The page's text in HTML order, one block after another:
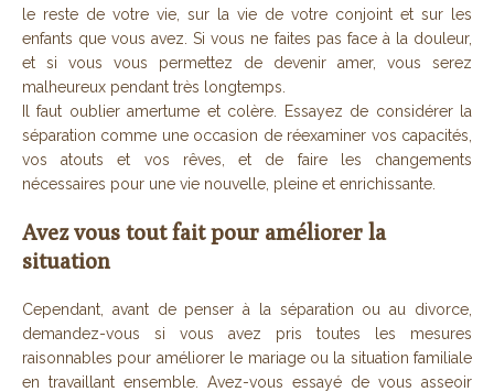
le reste de votre vie, sur la vie de votre conjoint et sur les
enfants que vous avez. Si vous ne faites pas face à la douleur,
et si vous vous permettez de devenir amer, vous serez
malheureux pendant très longtemps.
Il faut oublier amertume et colère. Essayez de considérer la
séparation comme une occasion de réexaminer vos capacités,
vos atouts et vos rêves, et de faire les changements
nécessaires pour une vie nouvelle, pleine et enrichissante.
Avez vous tout fait pour améliorer la
situation
Cependant, avant de penser à la séparation ou au divorce,
demandez-vous si vous avez pris toutes les mesures
raisonnables pour améliorer le mariage ou la situation familiale
en travaillant ensemble. Avez-vous essayé de vous asseoir